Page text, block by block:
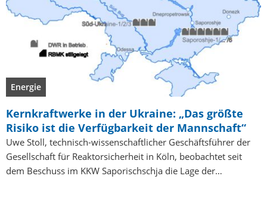
Energie
Kernkraftwerke in der Ukraine: „Das größte
Risiko ist die Verfügbarkeit der Mannschaft“
Uwe Stoll, technisch-wissenschaftlicher Geschäftsführer der
Gesellschaft für Reaktorsicherheit in Köln, beobachtet seit
dem Beschuss im KKW Saporischschja die Lage der…